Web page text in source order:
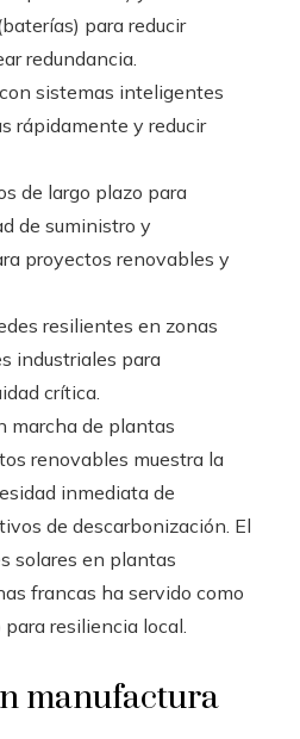
para reducir
redundancia.
sistemas inteligentes
rápidamente y reducir
de largo plazo para
de suministro y
proyectos renovables y
resilientes en zonas
industriales para
crítica.
marcha de plantas
renovables muestra la
inmediata de
de descarbonización. El
solares en plantas
francas ha servido como
resiliencia local.
manufactura